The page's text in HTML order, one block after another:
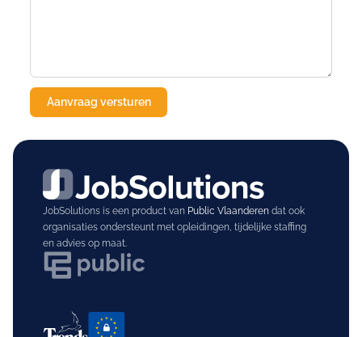
JobSolutions is een product van Public Vlaanderendat ook
organisaties ondersteunt met opleidingen, tijdelijke staffing
en advies op maat.